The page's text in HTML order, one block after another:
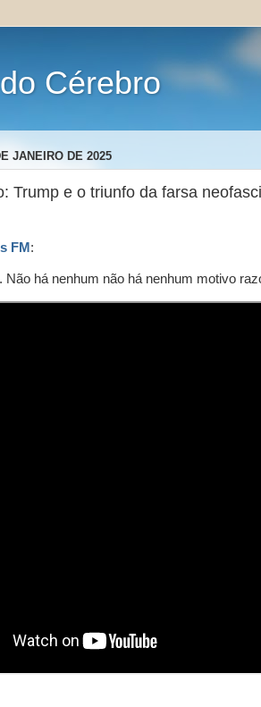
Cérebro
JANEIRO DE 2025
Trump e o triunfo da farsa
FM :
Não há nenhum não há nenhum motivo